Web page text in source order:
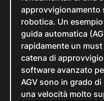
approvvigionamento
robotica. Un
guida automatica
rapidamente un
catena di
software avanzato
AGV sono in grado
una velocità molto